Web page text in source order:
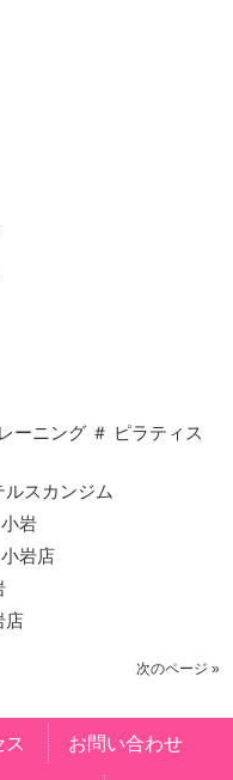
ーニング ＃ ピラティス
ルスカンジム
岩
岩店
店
次のページ »
ス お問い合わせ